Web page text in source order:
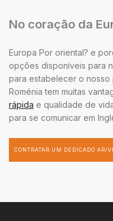
No coração da
Europa Por oriental? e
opções disponíveis para
para estabelecer o nosso
Roménia tem muitas
rápida e qualidade de
para se comunicar em